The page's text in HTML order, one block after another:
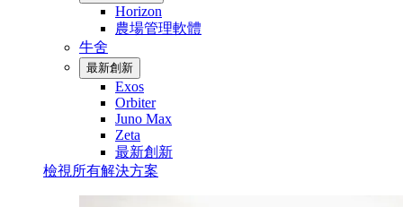
Horizon
農場管理軟體
牛舍
最新創新
Exos
Orbiter
Juno Max
Zeta
最新創新
檢視所有解決方案